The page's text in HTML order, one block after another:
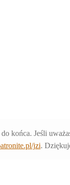
do końca. Jeśli
jzi.